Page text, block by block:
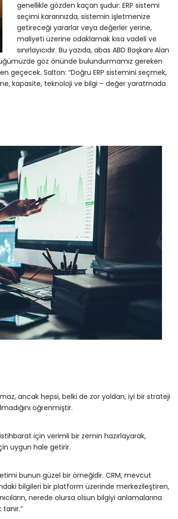
genellikle gözden kaçan şudur: ERP sistemi
seçimi kararınızda, sistemin işletmenize
getireceği yararlar veya değerler yerine,
maliyeti üzerine odaklamak kısa vadeli ve
sınırlayıcıdır. Bu yazıda, abas ABD Başkanı Alan
göz önünde bulundurmamız gereken
geçecek. Salton: “Doğru ERP sistemini seçmek,
kapasite, teknoloji ve bilgi – değer yaratmada
ancak hepsi, belki de zor yoldan, iyi bir strateji
öğrenmiştir.
için verimli bir zemin hazırlayarak,
uygun hale getirir.
bunun güzel bir örneğidir. CRM, mevcut
bilgileri bir platform üzerinde merkezileştiren,
nerede olursa olsun bilgiyi anlamalarına